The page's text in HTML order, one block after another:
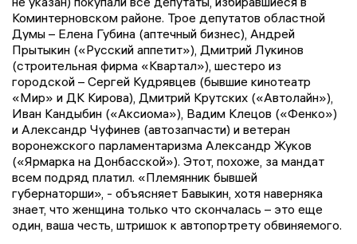
Коминтерновском районе. Трое депутатов областной
Думы – Елена Губина (аптечный бизнес), Андрей
Прытыкин («Русский аппетит»), Дмитрий Лукинов
(строительная фирма «Квартал»), шестеро из
городской – Сергей Кудрявцев (бывшие кинотеатр
«Мир» и ДК Кирова), Дмитрий Крутских («Автолайн»),
Иван Кандыбин («Аксиома»), Вадим Клецов («Фенко»)
и Александр Чуфинев (автозапчасти) и ветеран
воронежского парламентаризма Александр Жуков
(«Ярмарка на Донбасской»). Этот, похоже, за мандат
всем подряд платил. «Племянник бывшей
губернаторши», - объясняет Бавыкин, хотя наверняка
знает, что женщина только что скончалась – это еще
один, ваша честь, штришок к автопортрету обвиняемого.